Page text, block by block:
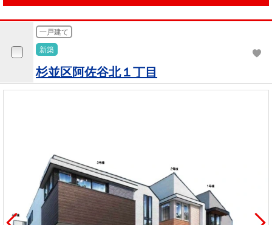
一戸建て
新築
杉並区阿佐谷北１丁目